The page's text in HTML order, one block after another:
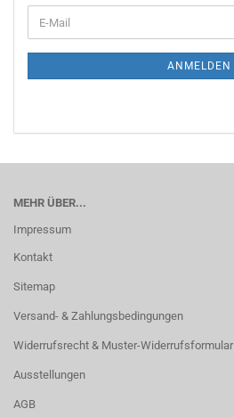
ANMELDEN
MEHR ÜBER...
Impressum
Kontakt
Sitemap
Versand- & Zahlungsbedingungen
Widerrufsrecht & Muster-Widerrufsformular
Ausstellungen
AGB